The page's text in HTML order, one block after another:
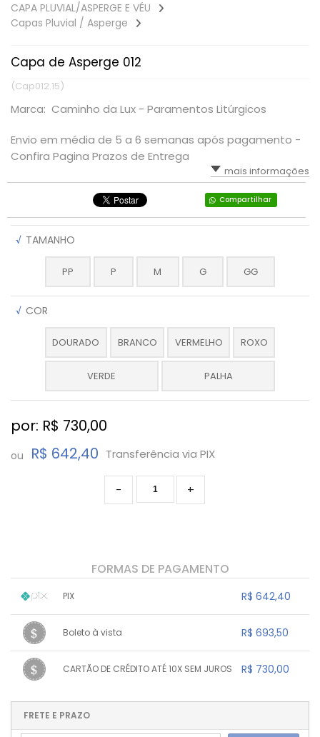
CAPA PLUVIAL/ASPERGE E VÉU
Capas Pluvial / Asperge
Capa de Asperge 012
(Cap012.15)
Marca: Caminho da Lux - Paramentos Litúrgicos
Envio em média de 5 a 6 semanas após pagamento -
Confira Pagina Prazos de Entrega
mais informações
Compartilhar
√ TAMANHO
PP P M G GG
√ COR
DOURADO BRANCO VERMELHO ROXO
VERDE PALHA
por: R$ 730,00
ou R$ 642,40 Transferência via PIX
+
-
FORMAS DE PAGAMENTO
PIX R$ 642,40
.
Boleto à vista R$ 693,50
.
CARTÃO DE CRÉDITO ATÉ 10X SEM JUROS R$ 730,00
...
....
FRETE E PRAZO